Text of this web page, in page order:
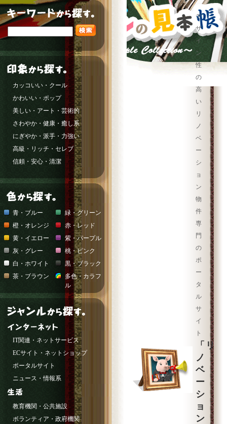
デ
ザ
イ
ン
性
の
高
い
リ
ノ
ベ
ー
シ
ョ
ン
物
件
専
門
の
ポ
ー
タ
ル
サ
イ
ト
「リ
ノ
ベ
ー
シ
ョ
ン
カッコいい・クール
かわいい・ポップ
美しい・アート・芸術的
さわやか・健康・癒し系
にぎやか・派手・力強い
高級・リッチ・セレブ
信頼・安心・清潔
青・ブルー
緑・グリーン
橙・オレンジ
赤・レッド
黄・イエロー
紫・パープル
灰・グレー
桃・ピンク
白・ホワイト
黒・ブラック
茶・ブラウン
多色・カラフ
ル
IT関連・ネットサービス
ECサイト・ネットショップ
ポータルサイト
ニュース・情報系
教育機関・公共施設
ボランティア・政府機関